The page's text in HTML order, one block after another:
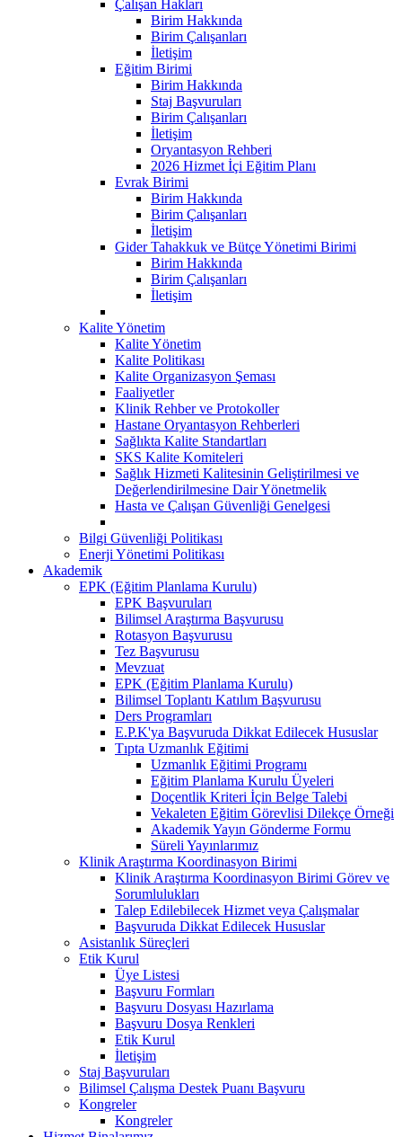
Çalışan Hakları
Birim Hakkında
Birim Çalışanları
İletişim
Eğitim Birimi
Birim Hakkında
Staj Başvuruları
Birim Çalışanları
İletişim
Oryantasyon Rehberi
2026 Hizmet İçi Eğitim Planı
Evrak Birimi
Birim Hakkında
Birim Çalışanları
İletişim
Gider Tahakkuk ve Bütçe Yönetimi Birimi
Birim Hakkında
Birim Çalışanları
İletişim
Kalite Yönetim
Kalite Yönetim
Kalite Politikası
Kalite Organizasyon Şeması
Faaliyetler
Klinik Rehber ve Protokoller
Hastane Oryantasyon Rehberleri
Sağlıkta Kalite Standartları
SKS Kalite Komiteleri
Sağlık Hizmeti Kalitesinin Geliştirilmesi ve
Değerlendirilmesine Dair Yönetmelik
Hasta ve Çalışan Güvenliği Genelgesi
Bilgi Güvenliği Politikası
Enerji Yönetimi Politikası
Akademik
EPK (Eğitim Planlama Kurulu)
EPK Başvuruları
Bilimsel Araştırma Başvurusu
Rotasyon Başvurusu
Tez Başvurusu
Mevzuat
EPK (Eğitim Planlama Kurulu)
Bilimsel Toplantı Katılım Başvurusu
Ders Programları
E.P.K'ya Başvuruda Dikkat Edilecek Hususlar
Tıpta Uzmanlık Eğitimi
Uzmanlık Eğitimi Programı
Eğitim Planlama Kurulu Üyeleri
Doçentlik Kriteri İçin Belge Talebi
Vekaleten Eğitim Görevlisi Dilekçe Örneği
Akademik Yayın Gönderme Formu
Süreli Yayınlarımız
Klinik Araştırma Koordinasyon Birimi
Klinik Araştırma Koordinasyon Birimi Görev ve
Sorumlulukları
Talep Edilebilecek Hizmet veya Çalışmalar
Başvuruda Dikkat Edilecek Hususlar
Asistanlık Süreçleri
Etik Kurul
Üye Listesi
Başvuru Formları
Başvuru Dosyası Hazırlama
Başvuru Dosya Renkleri
Etik Kurul
İletişim
Staj Başvuruları
Bilimsel Çalışma Destek Puanı Başvuru
Kongreler
Kongreler